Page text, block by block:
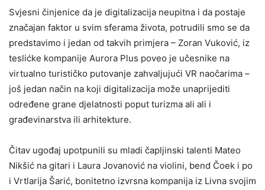
Svjesni činjenice da je digitalizacija neupitna i da postaje
značajan faktor u svim sferama života, potrudili smo se da
predstavimo i jedan od takvih primjera – Zoran Vuković, iz
teslićke kompanije Aurora Plus poveo je učesnike na
virtualno turističko putovanje zahvaljujući VR naočarima –
još jedan način na koji digitalizacija može unaprijediti
određene grane djelatnosti poput turizma ali ali i
građevinarstva ili arhitekture.
Čitav ugođaj upotpunili su mladi čapljinski talenti Mateo
Nikšić na gitari i Laura Jovanović na violini, bend Čoek i po
i Vrtlarija Šarić, bonitetno izvrsna kompanija iz Livna svojim